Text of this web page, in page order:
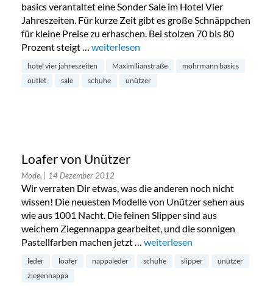
basics verantaltet eine Sonder Sale im Hotel Vier
Jahreszeiten. Für kurze Zeit gibt es große Schnäppchen
für kleine Preise zu erhaschen. Bei stolzen 70 bis 80
Prozent steigt … „Mohrmann basics Sale im Hotel Vier
weiterlesen
hotel vier jahreszeiten Maximilianstraße
mohrmann basics
outlet
sale schuhe unützer
Loafer von Unützer
Mode, | 14 Dezember 2012
Wir verraten Dir etwas, was die anderen noch nicht
wissen! Die neuesten Modelle von Unützer sehen aus
wie aus 1001 Nacht. Die feinen Slipper sind aus
weichem Ziegennappa gearbeitet, und die sonnigen
Pastellfarben machen jetzt … „Loafer von Unützer“
weiterlesen
leder loafer nappaleder schuhe slipper
unützer
ziegennappa